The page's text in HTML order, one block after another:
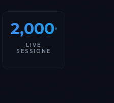
2,000+
LIVE
SESSIONE